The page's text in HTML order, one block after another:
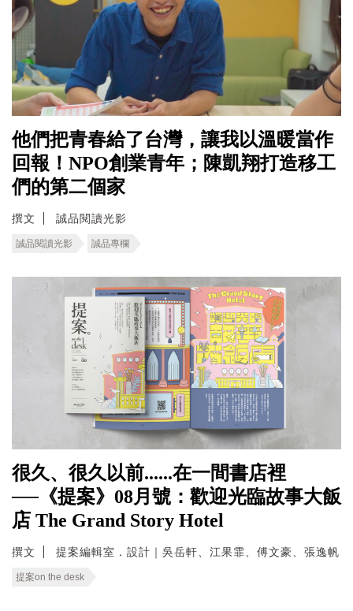
他們把青春給了台灣，讓我以溫暖當作
回報！NPO創業青年；陳凱翔打造移工
們的第二個家
撰文 誠品閱讀光影
誠品閱讀光影 誠品專欄
很久、很久以前......在一間書店裡
──《提案》08月號：歡迎光臨故事大飯
店 The Grand Story Hotel
撰文 提案編輯室．設計｜吳岳軒、江果霏、傅文豪、張逸帆
提案on the desk